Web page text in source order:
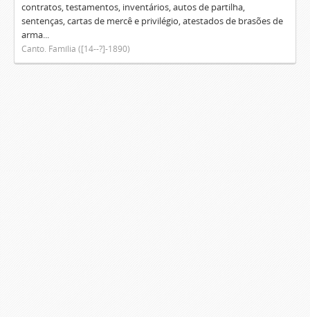
contratos, testamentos, inventários, autos de partilha,
sentenças, cartas de mercê e privilégio, atestados de brasões de
arma...
Canto. Família ([14--?]-1890)